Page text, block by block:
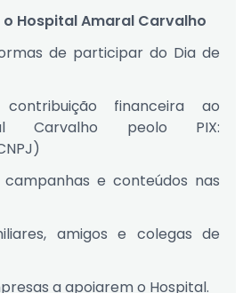
Hospital Amaral Carvalho
de participar do Dia de
financeira ao
Carvalho peolo PIX:
e conteúdos nas
amigos e colegas de
a apoiarem o Hospital.